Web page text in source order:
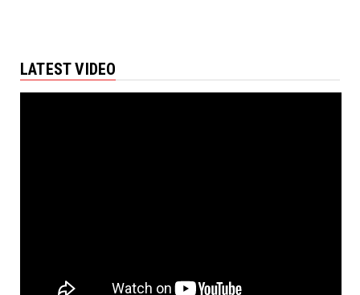
LATEST VIDEO